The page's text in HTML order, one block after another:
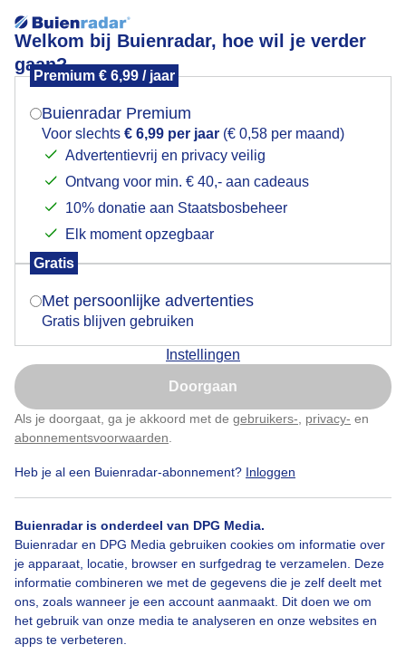
Welkom bij Buienradar, hoe wil je verder
gaan?
Premium € 6,99 / jaar
Buienradar Premium
Voor slechts € 6,99 per jaar (€ 0,58 per maand)
Advertentievrij en privacy veilig
Ontvang voor min. € 40,- aan cadeaus
10% donatie aan Staatsbosbeheer
Elk moment opzegbaar
Gratis
Met persoonlijke advertenties
Gratis blijven gebruiken
Instellingen
Doorgaan
Als je doorgaat, ga je akkoord met de gebruikers- privacy- en
abonnementsvoorwaarden
Heb je al een Buienradar-abonnement? Inloggen
Buienradar is onderdeel van DPG Media.
Buienradar en DPG Media gebruiken cookies om informatie over
je apparaat, locatie, browser en surfgedrag te verzamelen. Deze
informatie combineren we met de gegevens die je zelf deelt met
ons, zoals wanneer je een account aanmaakt. Dit doen we om
het gebruik van onze media te analyseren en onze websites en
apps te verbeteren.
Kwelderland
Door: Tonny de Vries Gemaakt: 16-05-2026, 32x bekeken
Een moment geduld aub...
Mogen we je locatie gebruiken voor het
Indien je hier nog geen akkoord op hebt gegeven,
verschijnt er zo een pop-up uit je browser waarin
Is goed, toon de popup
Nu niet, misschien later
Klik hierom dit aan te passen